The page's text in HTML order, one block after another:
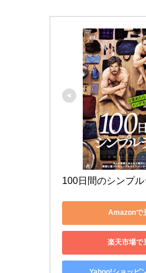
100日間のシンプ
Amazonで
楽天市場で